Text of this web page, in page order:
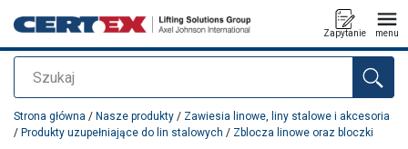
Szukaj
Zapytanie menu
Dodano do zapytania
Strona główna / Nasze produkty / Zawiesia linowe, liny stalowe i akcesoria
/ Produkty uzupełniające do lin stalowych / Zblocza linowe oraz bloczki